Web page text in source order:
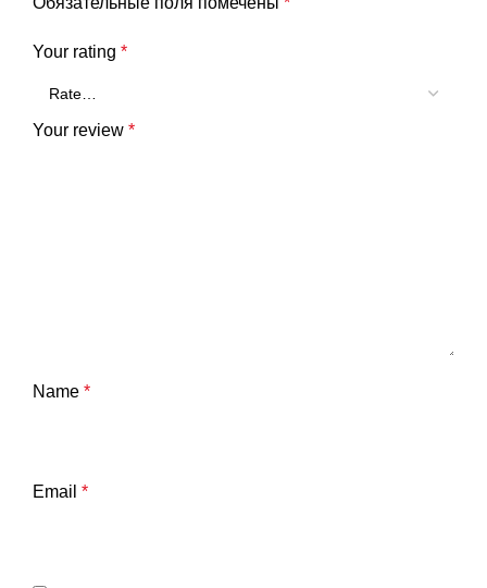
Your rating *
Your review *
Name *
Email *